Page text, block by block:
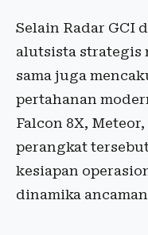
Selain Radar GCI
alutsista strategis
sama juga
pertahanan
Falcon 8X,
perangkat
kesiapan
dinamika